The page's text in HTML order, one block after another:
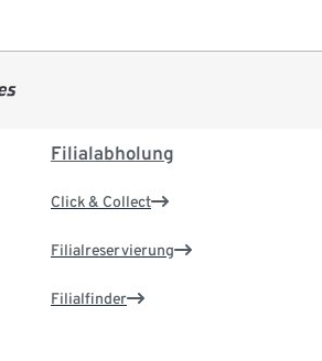
Filialabholung
Click & Collect
Filialreservierung
Filialfinder